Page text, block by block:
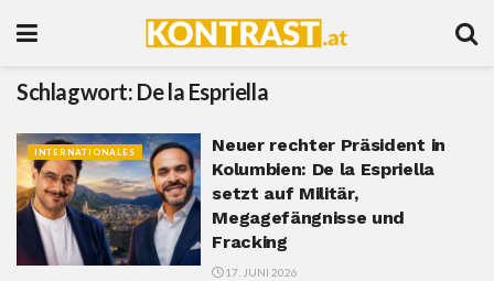
Schlagwort: De la Espriella
INTERNATIONALES
Neuer rechter Präsident in
Kolumbien: De la Espriella
setzt auf Militär,
Megagefängnisse und
Fracking
17. JUNI 2026